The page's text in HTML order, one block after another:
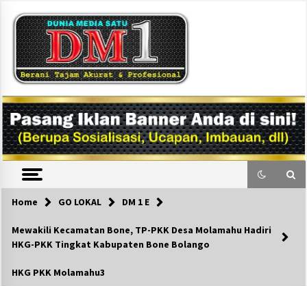
content
DM1
Home GO LOKAL DM 1 E
Mewakili Kecamatan Bone, TP-PKK Desa Molamahu Hadiri
HKG-PKK Tingkat Kabupaten Bone Bolango
HKG PKK Molamahu3